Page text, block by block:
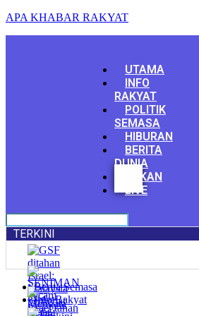
APA KHABAR RAKYAT
Menu
UTAMA
INFO
RAKYAT
POLITIK
SEMASA
HIBURAN
BERITA
DUNIA
SUKAN
LIVE
Facebook
Youtube
TERKINI
Berita Semasa
Info Rakyat